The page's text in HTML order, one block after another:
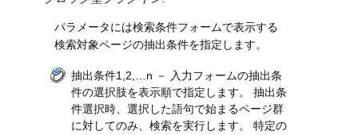
パラメータには検索条件フォームで表示する
検索対象ページの抽出条件を指定します。
抽出条件1,2,…n － 入力フォームの抽出条
件の選択肢を表示順で指定します。 抽出条
件選択時、選択した語句で始まるページ群
に対してのみ、検索を実行します。 特定の